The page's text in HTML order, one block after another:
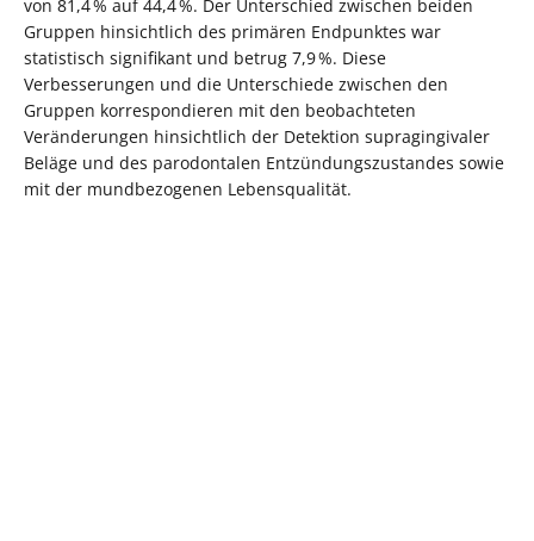
von 81,4 % auf 44,4 %. Der Unterschied zwischen beiden
Gruppen hinsichtlich des primären Endpunktes war
statistisch signifikant und betrug 7,9 %. Diese
Verbesserungen und die Unterschiede zwischen den
Gruppen korrespondieren mit den beobachteten
Veränderungen hinsichtlich der Detektion supragingivaler
Beläge und des parodontalen Entzündungszustandes sowie
mit der mundbezogenen Lebensqualität.